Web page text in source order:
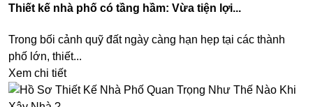
Thiết kế nhà phố có tầng hầm: Vừa tiện lợi...
Trong bối cảnh quỹ đất ngày càng hạn hẹp tại các thành
phố lớn, thiết...
Xem chi tiết